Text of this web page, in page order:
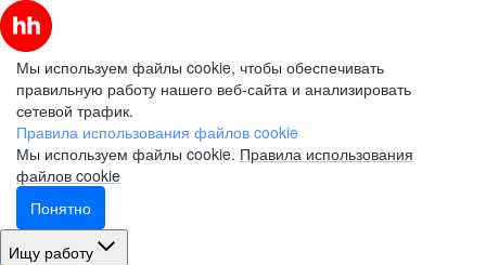
Мы используем файлы cookie, чтобы обеспечивать
правильную работу нашего веб-сайта и анализировать
сетевой трафик.
Правила использования файлов cookie
Мы используем файлы cookie. Правила использования
файлов cookie
Понятно
Ищу работу